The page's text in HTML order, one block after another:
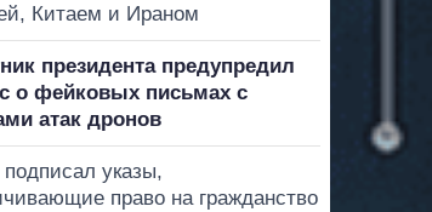
Китаем и Ираном
президента предупредил
о фейковых письмах с
атак дронов
указы,
право на гражданство